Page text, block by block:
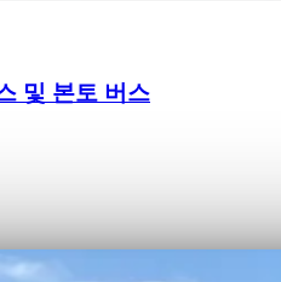
및 본토 버스